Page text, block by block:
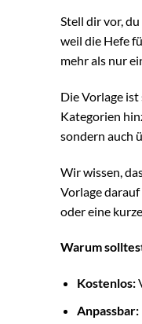
Stell dir vor,
weil die Hefe
mehr als nur
Die Vorlage
Kategorien
sondern auch
Wir wissen,
Vorlage
oder eine
Warum
Kostenlos:
Anpassbar: